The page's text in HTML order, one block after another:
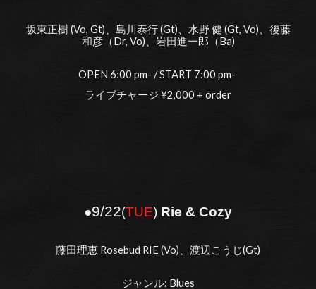
坂東正樹 (Vo, Gt)、島川泰行 (Gt)、水野 健 (Gt, Vo)、後藤
和彦（Dr, Vo)、岩田進一郎（Ba)
OPEN 6:00 pm- / START 7:00 pm-
ライブチャージ ¥2,000 + order
●9/22(TUE) Rie & Cozy
藤田理恵 Rosebud RIE (Vo)、渡辺こうじ(Gt)
ジャンル: Blues